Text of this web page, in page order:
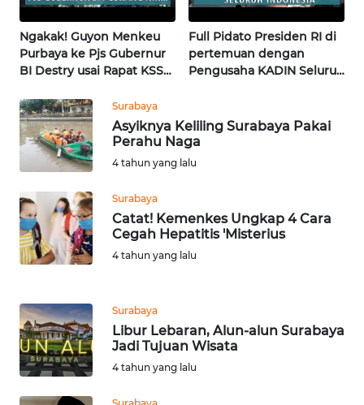
Ngakak! Guyon Menkeu
Purbaya ke Pjs Gubernur
BI Destry usai Rapat KSSK
Full Pidato Presiden RI di
pertemuan dengan
Pengusaha KADIN Seluruh
Surabaya
Asyiknya Keliling Surabaya Pakai
Perahu Naga
4 tahun yang lalu
Surabaya
Catat! Kemenkes Ungkap 4 Cara
Cegah Hepatitis 'Misterius
4 tahun yang lalu
Surabaya
Libur Lebaran, Alun-alun Surabaya
Jadi Tujuan Wisata
4 tahun yang lalu
BENGKULU
WN
LAMPUNG
WN
JATENG
WN
WN
JOGJA
JATIM
WN
BALI